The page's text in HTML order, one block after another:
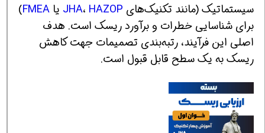
سیستماتیک (مانند تکنیک‌های
JHA، HAZOP یا FMEA
)
برای شناسایی خطرات و برآورد ریسک است. هدف
اصلی این فرآیند، رتبه‌بندی تصمیمات جهت کاهش
ریسک به یک سطح قابل قبول است.